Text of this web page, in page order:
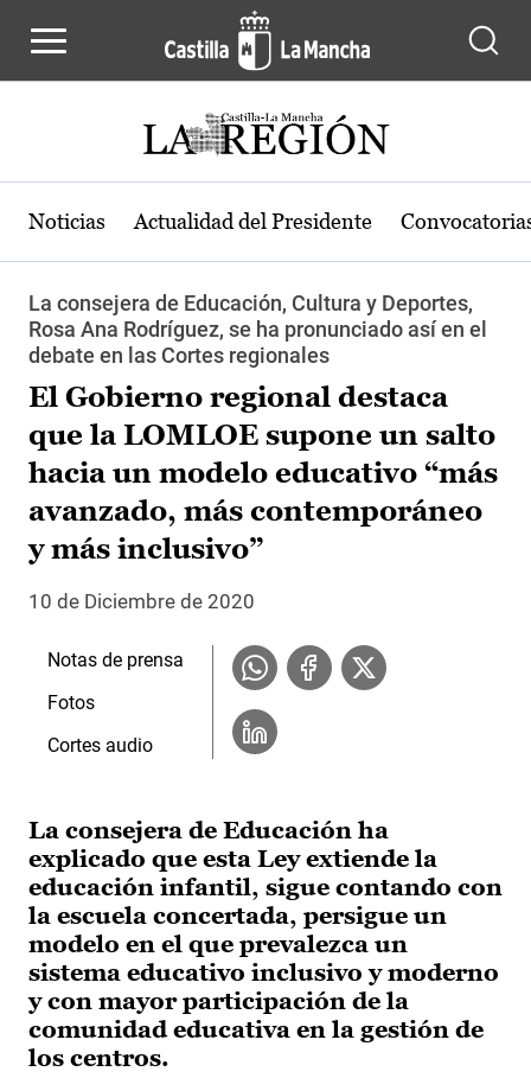
Noticias Actualidad del Presidente
La consejera de Educación, Cultura y Deportes,
Rosa Ana Rodríguez, se ha pronunciado así en el
debate en las Cortes regionales
El Gobierno regional destaca
que la LOMLOE supone un salto
hacia un modelo educativo “más
avanzado, más contemporáneo
y más inclusivo”
10 de Diciembre de 2020
La consejera de Educación ha
explicado que esta Ley extiende la
educación infantil, sigue contando con
la escuela concertada, persigue un
modelo en el que prevalezca un
sistema educativo inclusivo y moderno
y con mayor participación de la
comunidad educativa en la gestión de
los centros.
Notas de prensa
Fotos
Cortes audio